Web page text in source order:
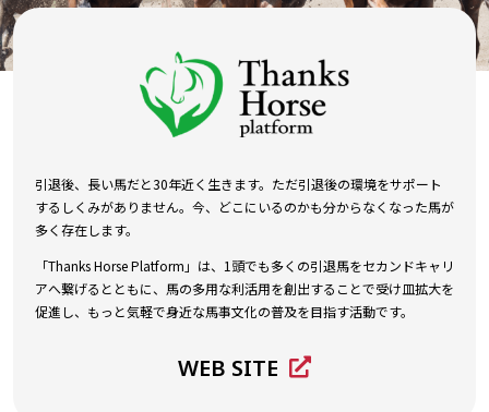
引退後、長い馬だと30年近く生きます。ただ引退後の環境をサポート
するしくみがありません。今、どこにいるのかも分からなくなった馬が
多く存在します。
「Thanks Horse Platform」は、1頭でも多くの引退馬をセカンドキャリ
アへ繋げるとともに、馬の多用な利活用を創出することで受け皿拡大を
促進し、もっと気軽で身近な馬事文化の普及を目指す活動です。
WEB SITE